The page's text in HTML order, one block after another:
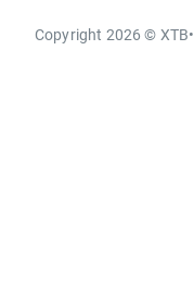
Copyright 2026 © XTB•